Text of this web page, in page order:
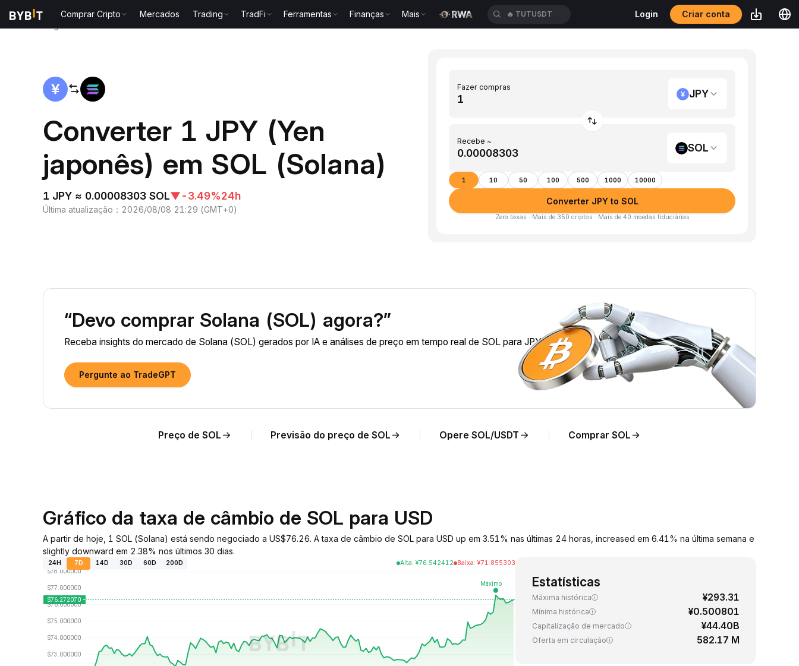
Comprar Cripto Mercados Trading TradFi Ferramentas Finanças Mais 🔥 TUTUSDT Login Criar conta
Converter 1 JPY (Yen
japonês) em SOL (Solana)
1 JPY ≈ 0.00008303 SOL▼-3.49%24h
Última atualização ： 2026/08/08 21:29 (GMT+0)
Fazer compras
JPY
Recebe ~
SOL
1 10 50 100 500 1000 10000
Converter JPY to SOL
Zero taxas · Mais de 350 criptos · Mais de 40 moedas fiduciárias
“Devo comprar Solana (SOL) agora?”
Receba insights do mercado de Solana (SOL) gerados por IA e análises de preço em tempo real de SOL para JPY.
Pergunte ao TradeGPT
Preço de SOL Previsão do preço de SOL Opere SOL/USDT Comprar SOL
Gráfico da taxa de câmbio de SOL para USD
A partir de hoje, 1 SOL (Solana) está sendo negociado a US$76.26. A taxa de câmbio de SOL para USD up em 3.51% nas últimas 24 horas, increased em 6.41% na última semana e
slightly downward em 2.38% nos últimos 30 dias.
24H 7D 14D 30D 60D 200D Alta: ¥76.542412 Baixa: ¥71.855303
Estatísticas
Máxima histórica ¥293.31
Mínima histórica ¥0.500801
Capitalização de mercado ¥44.40B
Oferta em circulação 582.17 M